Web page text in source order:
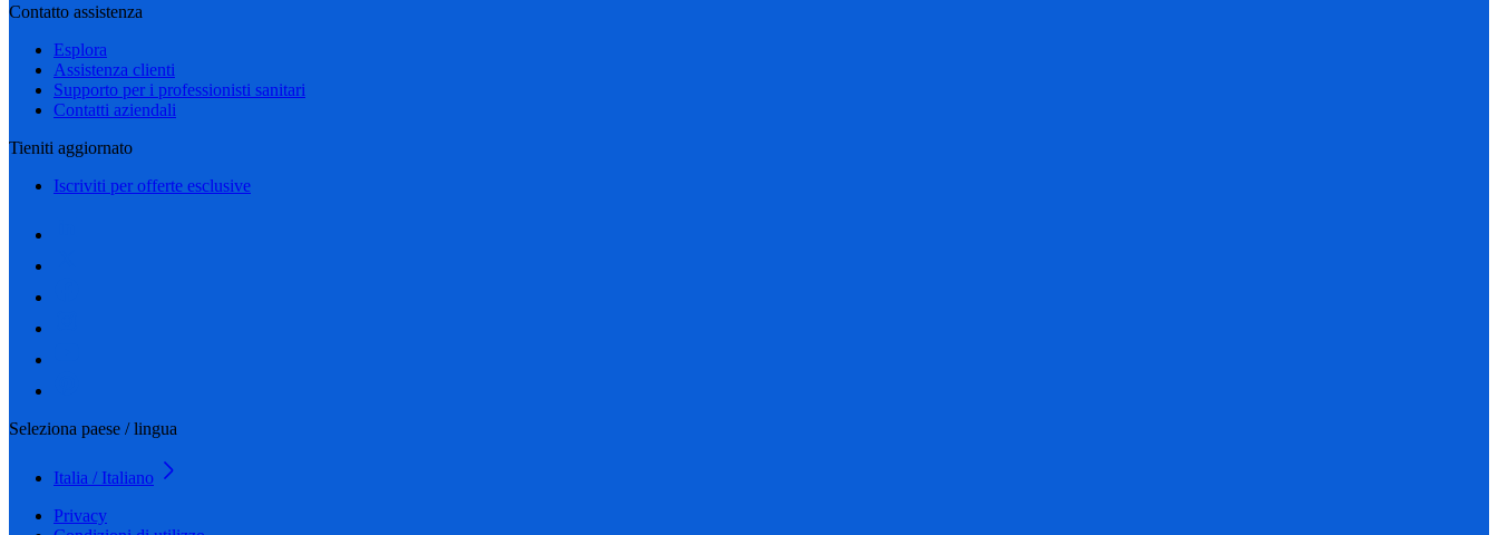
Contatto assistenza
Esplora
Assistenza clienti
Supporto per i professionisti sanitari
Contatti aziendali
Tieniti aggiornato
Iscriviti per offerte esclusive
Seleziona paese / lingua
Italia / Italiano
Privacy